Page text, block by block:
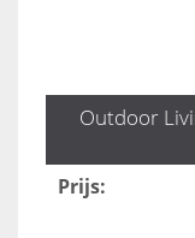
Outdoor
Prijs: